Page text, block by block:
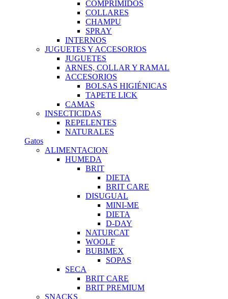
COMPRIMIDOS
COLLARES
CHAMPU
SPRAY
INTERNOS
JUGUETES Y ACCESORIOS
JUGUETES
ARNES, COLLAR Y RAMAL
ACCESORIOS
BOLSAS HIGIÉNICAS
TAPETE LICK
CAMAS
INSECTICIDAS
REPELENTES
NATURALES
Gatos
ALIMENTACION
HUMEDA
BRIT
DIETA
BRIT CARE
DISUGUAL
MINI-ME
DIETA
D-DAY
NATURCAT
WOOLF
BUBIMEX
SOPAS
SECA
BRIT CARE
BRIT PREMIUM
SNACKS